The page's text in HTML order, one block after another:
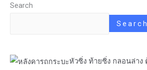
Search
Search
หัวซิ่ง ท้ายซิ่ง กลอนล่าง